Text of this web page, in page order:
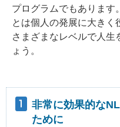
プログラムでもあります
とは個人の発展に大きく
さまざまなレベルで人生
ょう。
非常に効果的な
ために